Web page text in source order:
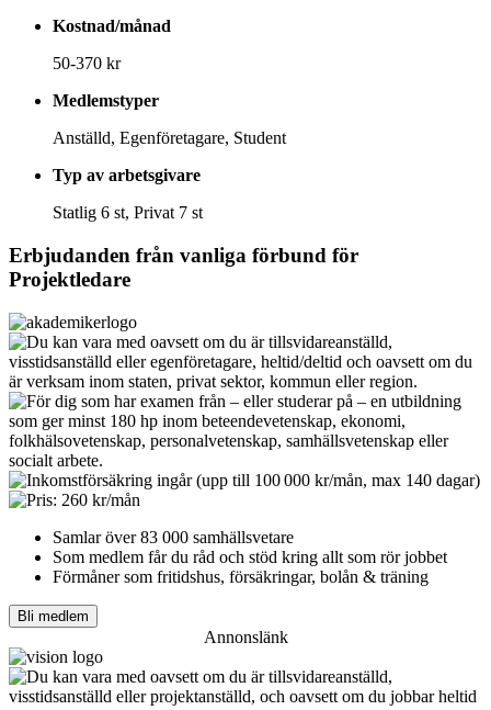
Kostnad/månad
50-370 kr
Medlemstyper
Anställd, Egenföretagare, Student
Typ av arbetsgivare
Statlig 6 st, Privat 7 st
Erbjudanden från vanliga förbund för
Projektledare
Samlar över 83 000 samhällsvetare
Som medlem får du råd och stöd kring allt som rör jobbet
Förmåner som fritidshus, försäkringar, bolån & träning
Bli medlem
Annonslänk